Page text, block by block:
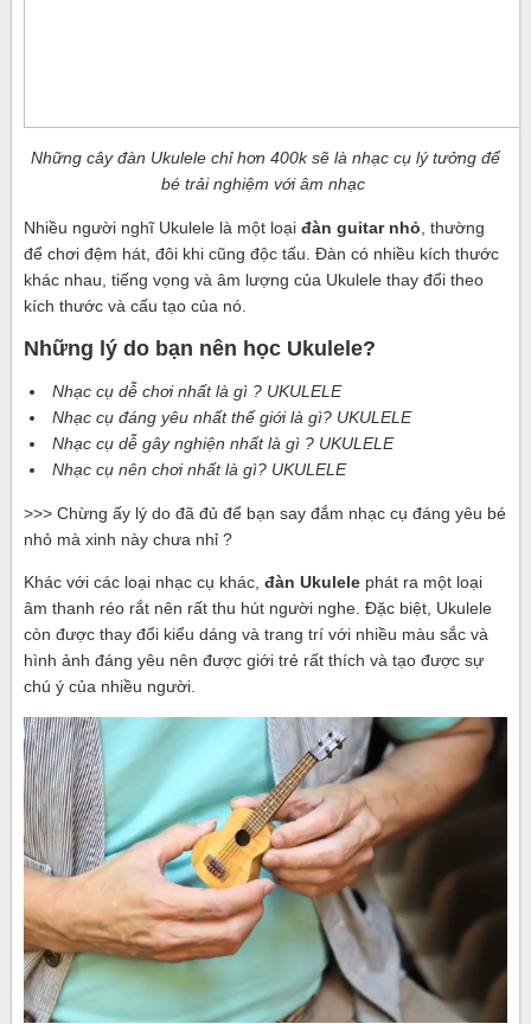
Những cây đàn Ukulele chỉ hơn 400k sẽ là nhạc cụ lý tưởng để
bé trải nghiệm với âm nhạc
Nhiều người nghĩ Ukulele là một loại đàn guitar nhỏ , thường
để chơi đệm hát, đôi khi cũng độc tấu. Đàn có nhiều kích thước
khác nhau, tiếng vọng và âm lượng của Ukulele thay đổi theo
kích thước và cấu tạo của nó.
Những lý do bạn nên học Ukulele?
Nhạc cụ dễ chơi nhất là gì ? UKULELE
Nhạc cụ đáng yêu nhất thế giới là gì? UKULELE
Nhạc cụ dễ gây nghiện nhất là gì ? UKULELE
Nhạc cụ nên chơi nhất là gì? UKULELE
>>> Chừng ấy lý do đã đủ để bạn say đắm nhạc cụ đáng yêu bé
nhỏ mà xinh này chưa nhỉ ?
Khác với các loại nhạc cụ khác, đàn Ukulele phát ra một loại
âm thanh réo rắt nên rất thu hút người nghe. Đặc biệt, Ukulele
còn được thay đổi kiểu dáng và trang trí với nhiều màu sắc và
hình ảnh đáng yêu nên được giới trẻ rất thích và tạo được sự
chú ý của nhiều người.